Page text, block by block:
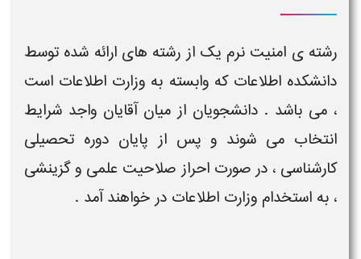
رشته ی امنیت نرم یک از رشته های ارائه شده توسط
دانشکده اطلاعات که وابسته به وزارت اطلاعات است
، می باشد . دانشجویان از میان آقایان واجد شرایط
انتخاب می شوند و پس از پایان دوره تحصیلی
کارشناسی ، در صورت احراز صلاحیت علمی و گزینشی
، به استخدام وزارت اطلاعات در خواهند آمد .